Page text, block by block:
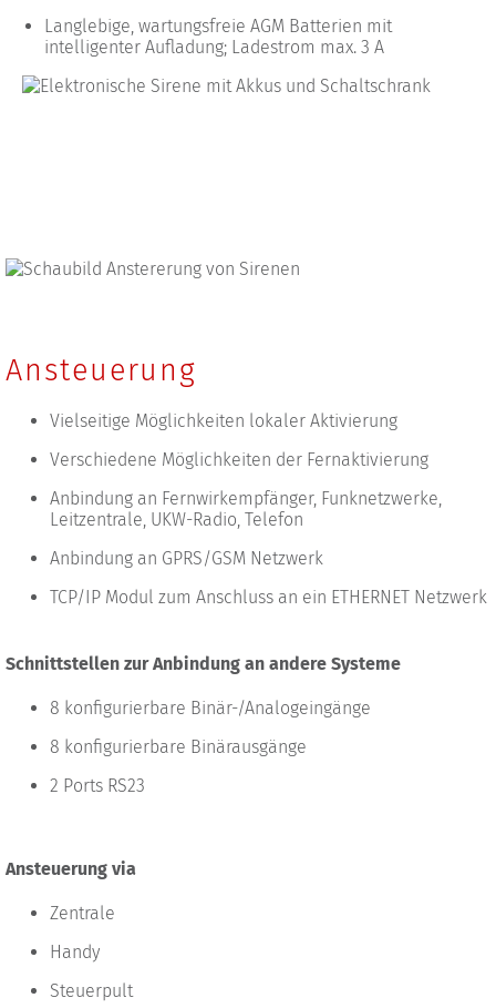
Langlebige, wartungsfreie AGM Batterien mit
intelligenter Aufladung; Ladestrom max. 3 A
Ansteuerung
Vielseitige Möglichkeiten lokaler Aktivierung
Verschiedene Möglichkeiten der Fernaktivierung
Anbindung an Fernwirkempfänger, Funknetzwerke,
Leitzentrale, UKW-Radio, Telefon
Anbindung an GPRS/GSM Netzwerk
TCP/IP Modul zum Anschluss an ein ETHERNET Netzwerk
Schnittstellen zur Anbindung an andere Systeme
8 konfigurierbare Binär-/Analogeingänge
8 konfigurierbare Binärausgänge
2 Ports RS23
Ansteuerung via
Zentrale
Handy
Steuerpult